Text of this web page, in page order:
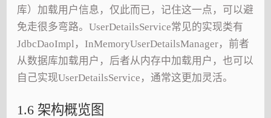
库）加载用户信息，仅此而已，记住这一点，可以避
免走很多弯路。UserDetailsService常见的实现类有
JdbcDaoImpl，InMemoryUserDetailsManager，前者
从数据库加载用户，后者从内存中加载用户，也可以
自己实现UserDetailsService，通常这更加灵活。
1.6 架构概览图